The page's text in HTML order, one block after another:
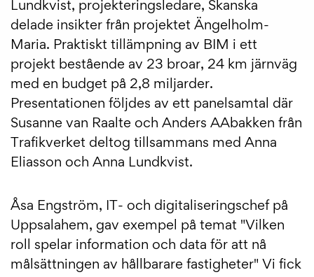
Lundkvist, projekteringsledare, Skanska
delade insikter från projektet Ängelholm-
Maria. Praktiskt tillämpning av BIM i ett
projekt bestående av 23 broar, 24 km järnväg
med en budget på 2,8 miljarder.
Presentationen följdes av ett panelsamtal där
Susanne van Raalte och Anders AAbakken från
Trafikverket deltog tillsammans med Anna
Eliasson och Anna Lundkvist.
Åsa Engström, IT- och digitaliseringschef på
Uppsalahem, gav exempel på temat "Vilken
roll spelar information och data för att nå
målsättningen av hållbarare fastigheter" Vi fick